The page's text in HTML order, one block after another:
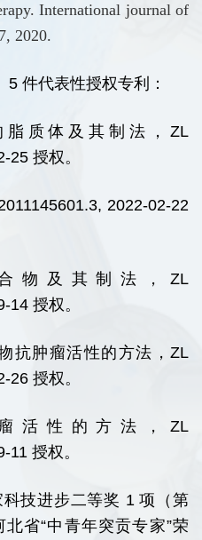
International journal of
2020.
件代表性授权专利：
质体及其制法，ZL
授权。
2022-02-22
物及其制法，ZL
授权。
抗肿瘤活性的方法，ZL
授权。
活性的方法，ZL
授权。
技进步二等奖 1 项（第
省“中青年突贡专家”荣